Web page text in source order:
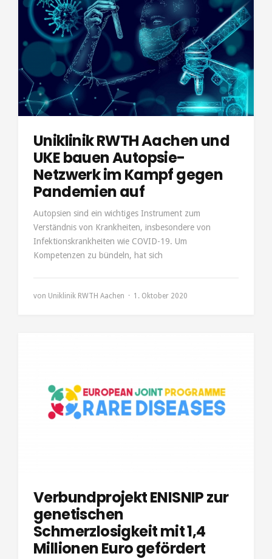
Uniklinik RWTH Aachen und
UKE bauen Autopsie-
Netzwerk im Kampf gegen
Pandemien auf
Autopsien sind ein wichtiges Instrument zum
Verständnis von Krankheiten, insbesondere von
Infektionskrankheiten wie COVID-19. Um
Kompetenzen zu bündeln, hat sich
von Uniklinik RWTH Aachen 1. Oktober 2020
Verbundprojekt ENISNIP zur
genetischen
Schmerzlosigkeit mit 1,4
Millionen Euro gefördert